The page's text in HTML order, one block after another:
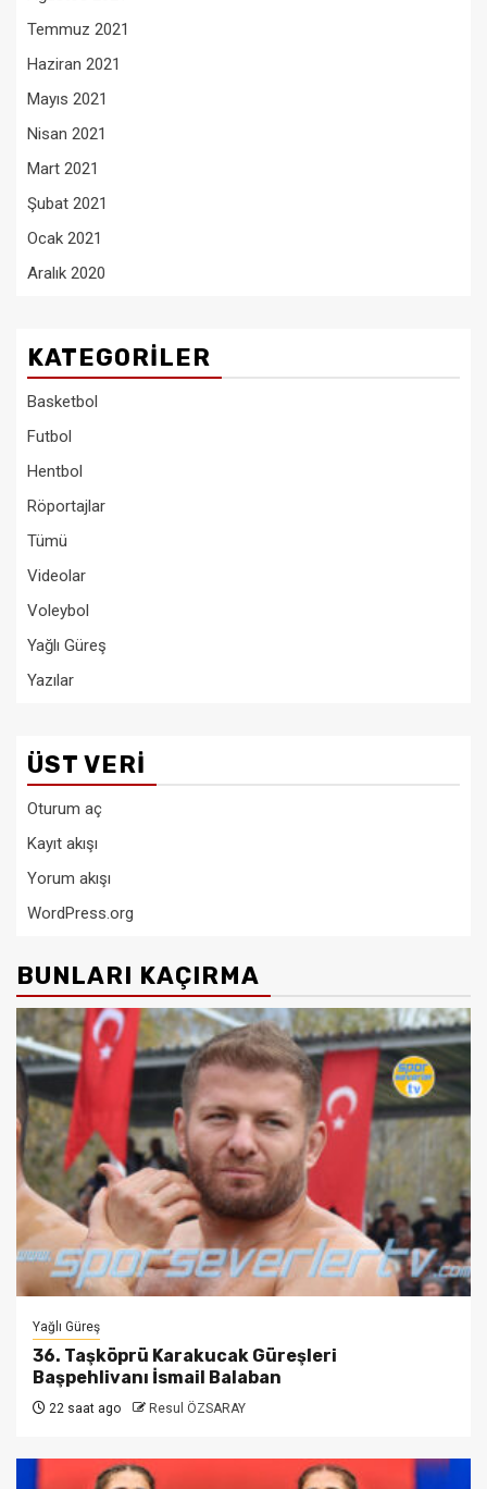
Temmuz 2021
Haziran 2021
Mayıs 2021
Nisan 2021
Mart 2021
Şubat 2021
Ocak 2021
Aralık 2020
KATEGORILER
Basketbol
Futbol
Hentbol
Röportajlar
Tümü
Videolar
Voleybol
Yağlı Güreş
Yazılar
ÜST VERI
Oturum aç
Kayıt akışı
Yorum akışı
WordPress.org
BUNLARI KAÇIRMA
Yağlı Güreş
36. Taşköprü Karakucak Güreşleri
Başpehlivanı İsmail Balaban
22 saat ago Resul ÖZSARAY